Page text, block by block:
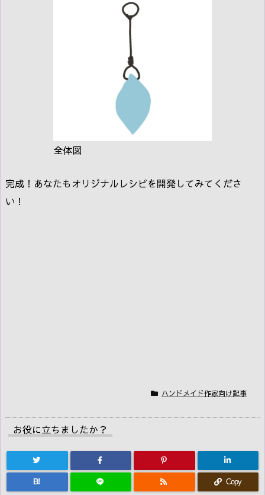
全体図
完成！あなたもオリジナルレシピを開発してみてくださ
い！
ハンドメイド作家向け記事
お役に立ちましたか？
B! Copy